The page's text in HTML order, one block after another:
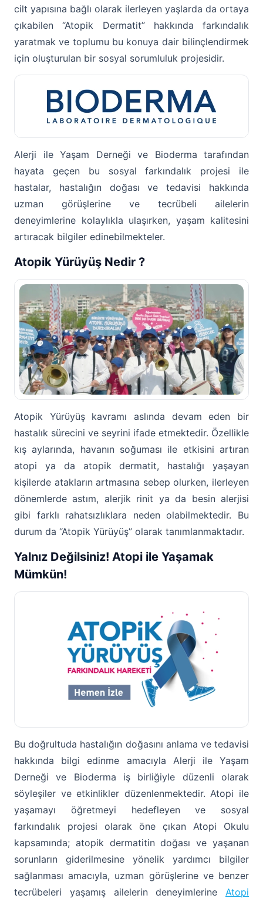
cilt yapısına bağlı olarak ilerleyen yaşlarda da ortaya
çıkabilen “Atopik Dermatit” hakkında farkındalık
yaratmak ve toplumu bu konuya dair bilinçlendirmek
için oluşturulan bir sosyal sorumluluk projesidir.
Alerji ile Yaşam Derneği ve Bioderma tarafından
hayata geçen bu sosyal farkındalık projesi ile
hastalar, hastalığın doğası ve tedavisi hakkında
uzman görüşlerine ve tecrübeli ailelerin
deneyimlerine kolaylıkla ulaşırken, yaşam kalitesini
artıracak bilgiler edinebilmekteler.
Atopik Yürüyüş Nedir ?
Atopik Yürüyüş kavramı aslında devam eden bir
hastalık sürecini ve seyrini ifade etmektedir. Özellikle
kış aylarında, havanın soğuması ile etkisini artıran
atopi ya da atopik dermatit, hastalığı yaşayan
kişilerde atakların artmasına sebep olurken, ilerleyen
dönemlerde astım, alerjik rinit ya da besin alerjisi
gibi farklı rahatsızlıklara neden olabilmektedir. Bu
durum da “Atopik Yürüyüş” olarak tanımlanmaktadır.
Yalnız Değilsiniz! Atopi ile Yaşamak
Mümkün!
Bu doğrultuda hastalığın doğasını anlama ve tedavisi
hakkında bilgi edinme amacıyla Alerji ile Yaşam
Derneği ve Bioderma iş birliğiyle düzenli olarak
söyleşiler ve etkinlikler düzenlenmektedir. Atopi ile
yaşamayı öğretmeyi hedefleyen ve sosyal
farkındalık projesi olarak öne çıkan Atopi Okulu
kapsamında; atopik dermatitin doğası ve yaşanan
sorunların giderilmesine yönelik yardımcı bilgiler
sağlanması amacıyla, uzman görüşlerine ve benzer
tecrübeleri yaşamış ailelerin deneyimlerine Atopi